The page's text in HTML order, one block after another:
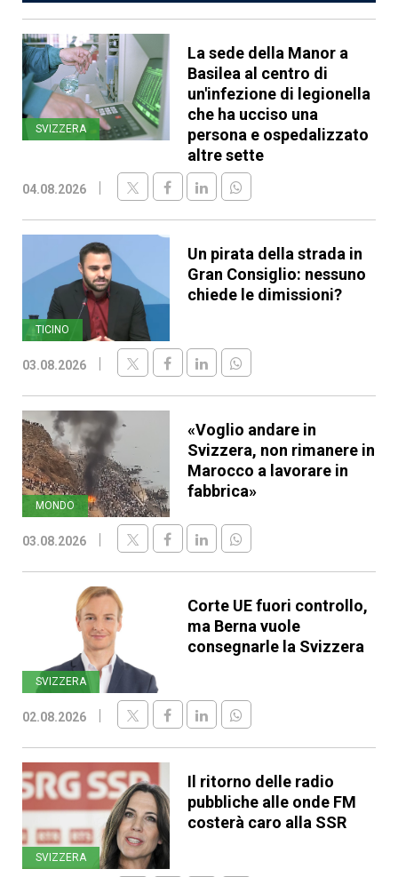
SVIZZERA
La sede della Manor a
Basilea al centro di
un'infezione di legionella
che ha ucciso una
persona e ospedalizzato
altre sette
04.08.2026
TICINO
Un pirata della strada in
Gran Consiglio: nessuno
chiede le dimissioni?
03.08.2026
MONDO
«Voglio andare in
Svizzera, non rimanere in
Marocco a lavorare in
fabbrica»
03.08.2026
SVIZZERA
Corte UE fuori controllo,
ma Berna vuole
consegnarle la Svizzera
02.08.2026
SVIZZERA
Il ritorno delle radio
pubbliche alle onde FM
costerà caro alla SSR